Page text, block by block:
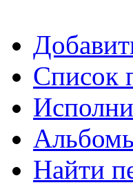
Список
Найти